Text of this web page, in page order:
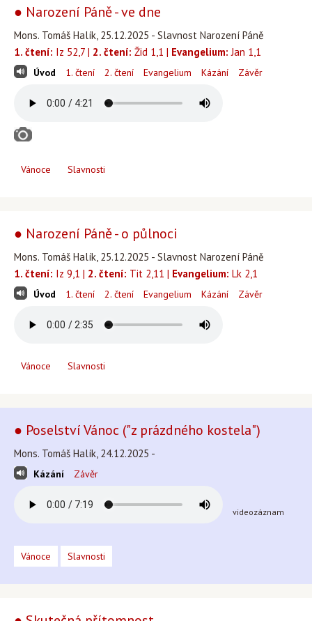
● Narození Páně - ve dne
Mons. Tomáš Halík, 25.12.2025 - Slavnost Narození Páně
1. čtení: Iz 52,7 | 2. čtení: Žid 1,1 | Evangelium: Jan 1,1
Úvod 1. čtení 2. čtení Evangelium Kázání Závěr
Vánoce Slavnosti
● Narození Páně - o půlnoci
Mons. Tomáš Halík, 25.12.2025 - Slavnost Narození Páně
1. čtení: Iz 9,1 | 2. čtení: Tit 2,11 | Evangelium: Lk 2,1
Úvod 1. čtení 2. čtení Evangelium Kázání Závěr
Vánoce Slavnosti
● Poselství Vánoc ("z prázdného kostela")
Mons. Tomáš Halík, 24.12.2025 -
Kázání Závěr
videozáznam
Vánoce Slavnosti